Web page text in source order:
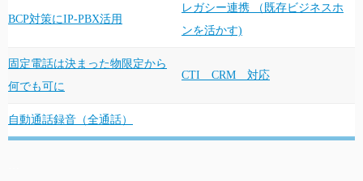
BCP対策にIP-PBX活用
レガシー連携 （既存ビジネスホ
ンを活かす)
固定電話は決まった物限定から
何でも可に
CTI CRM 対応
自動通話録音（全通話）